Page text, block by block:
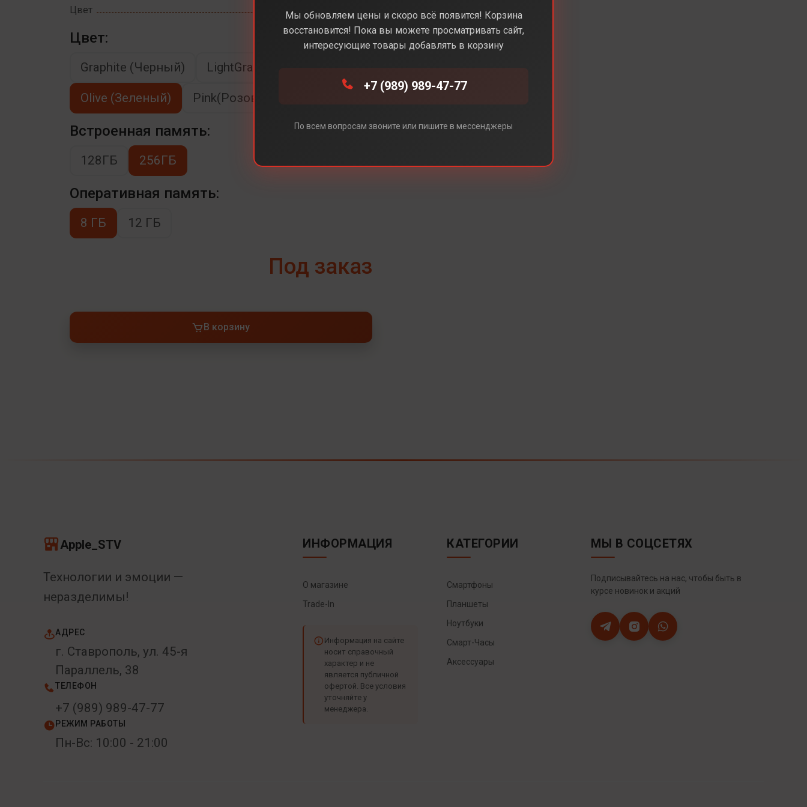
Цвет Olive (Зеленый)
Цвет:
Graphite (Черный) LightGray (Серый)
Olive (Зеленый) Pink(Розовый)
Встроенная память:
128ГБ 256ГБ
Оперативная память:
8 ГБ 12 ГБ
Под заказ
В корзину
Apple_STV
Технологии и эмоции —
неразделимы!
АДРЕС
г. Ставрополь, ул. 45-я
Параллель, 38
ТЕЛЕФОН
+7 (989) 989-47-77
РЕЖИМ РАБОТЫ
Пн-Вс: 10:00 - 21:00
ИНФОРМАЦИЯ
О магазине
Trade-In
Информация на сайте
носит справочный
характер и не
является публичной
офертой. Все условия
уточняйте у
менеджера.
КАТЕГОРИИ
Смартфоны
Планшеты
Ноутбуки
Смарт-Часы
Аксессуары
МЫ В СОЦСЕТЯХ
Подписывайтесь на нас, чтобы быть в
курсе новинок и акций
Мы обновляем цены и скоро всё появится! Корзина
восстановится! Пока вы можете просматривать сайт,
интересующие товары добавлять в корзину
+7 (989) 989-47-77
По всем вопросам звоните или пишите в мессенджеры